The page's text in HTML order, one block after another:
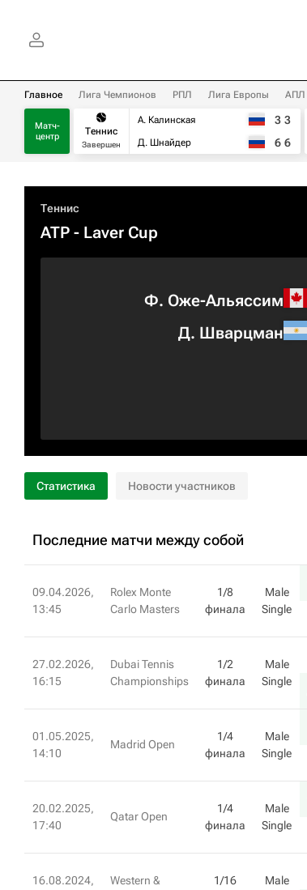
Главное Лига Чемпионов РПЛ Лига Европы АПЛ
Матч-
центр
Теннис
Завершен
А. Калинская
Д. Шнайдер
3 3
6 6
Теннис
ATP - Laver Cup
Ф. Оже-Альяссим
Д. Шварцман
Статистика Новости участников
Последние матчи между собой
09.04.2026,
13:45
Rolex Monte
Carlo Masters
1/8
финала
Male
Single
27.02.2026,
16:15
Dubai Tennis
Championships
1/2
финала
Male
Single
01.05.2025,
14:10
Madrid Open
1/4
финала
Male
Single
20.02.2025,
17:40
Qatar Open
1/4
финала
Male
Single
16.08.2024,
Western &
1/16
Male